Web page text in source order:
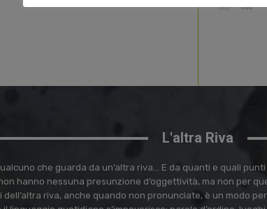
L'altra Riva
che guarda da un’altra riva… E da quanti e quali
hanno nessuna presunzione d’oggettività, ma non per
dell’altra riva, anche quando non pronunciate, è un modo